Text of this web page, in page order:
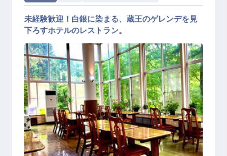
レストランサービス（年休110日／
寮費無料／賄いあり）
未経験歓迎！白銀に染まる、蔵王のゲレンデを見
下ろすホテルのレストラン。